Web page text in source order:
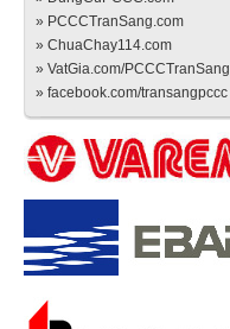
» PCCCTranSang.com
» ChuaChay114.com
» VatGia.com/PCCCTranSang
» facebook.com/transangpccc